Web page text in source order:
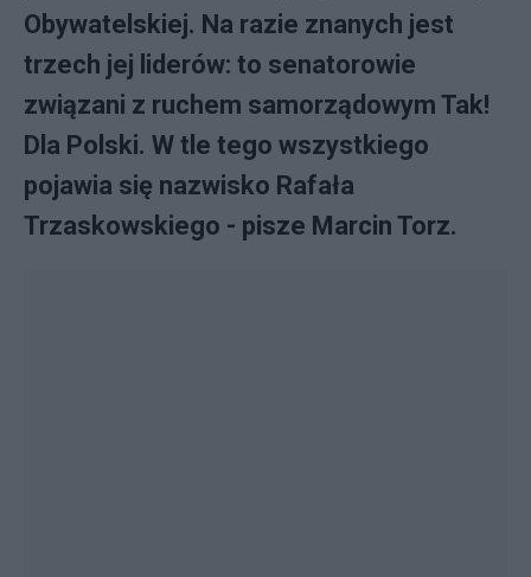
Obywatelskiej. Na razie znanych jest
trzech jej liderów: to senatorowie
związani z ruchem samorządowym Tak!
Dla Polski. W tle tego wszystkiego
pojawia się nazwisko Rafała
Trzaskowskiego - pisze Marcin Torz.